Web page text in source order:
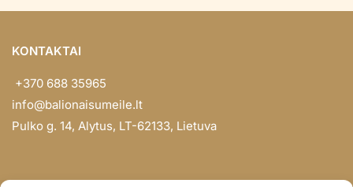
KONTAKTAI
+370 688 35965
info@balionaisumeile.lt
Pulko g. 14, Alytus, LT-62133, Lietuva